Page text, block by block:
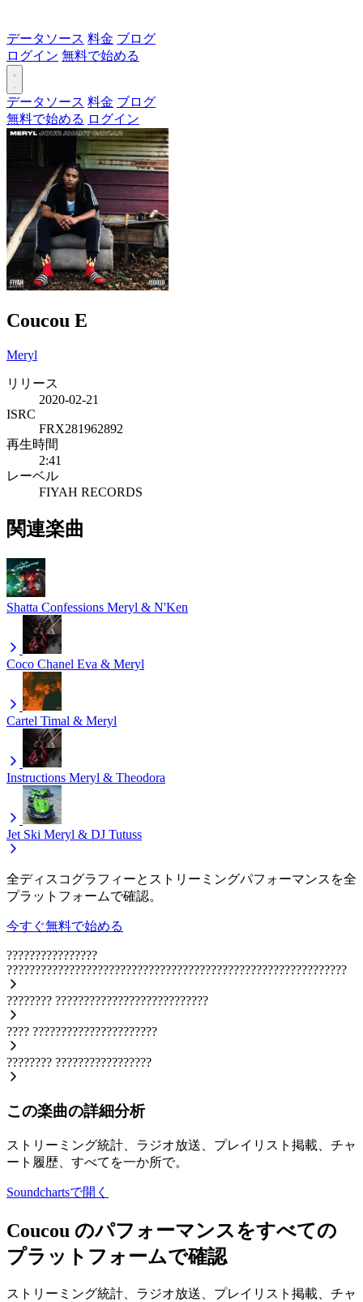
データソース 料金 ブログ
ログイン 無料で始める
データソース 料金 ブログ
無料で始める ログイン
Coucou E
Meryl
リリース
2020-02-21
ISRC
FRX281962892
再生時間
2:41
レーベル
FIYAH RECORDS
関連楽曲
Shatta Confessions Meryl & N'Ken
Coco Chanel Eva & Meryl
Cartel Timal & Meryl
Instructions Meryl & Theodora
Jet Ski Meryl & DJ Tutuss
全ディスコグラフィーとストリーミングパフォーマンスを全
プラットフォームで確認。
今すぐ無料で始める
????????????????
????????????????????????????????????????????????????????????
???????? ???????????????????????????
???? ??????????????????????
???????? ?????????????????
この楽曲の詳細分析
ストリーミング統計、ラジオ放送、プレイリスト掲載、チャ
ート履歴、すべてを一か所で。
Soundchartsで開く
Coucou のパフォーマンスをすべての
プラットフォームで確認
ストリーミング統計、ラジオ放送、プレイリスト掲載、チャ